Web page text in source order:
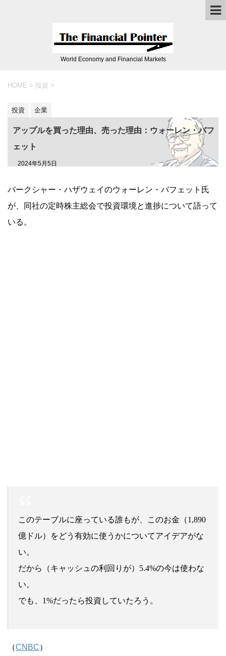
World Economy and Financial Markets
HOME > 投資 >
投資 企業
アップルを買った理由、売った理由：ウォーレン・バフ
ェット
2024年5月5日
バークシャー・ハザウェイのウォーレン・バフェット氏
が、同社の定時株主総会で投資環境と進捗について語って
いる。
このテーブルに座っている誰もが、このお金（1,890
億ドル）をどう有効に使うかについてアイデアがな
い。
だから（キャッシュの利回りが）5.4%の今は使わな
い。
でも、1%だったら投資していたろう。
（CNBC）